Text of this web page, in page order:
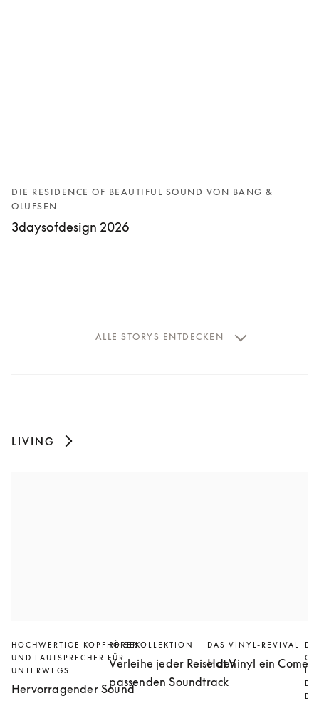
DIE RESIDENCE OF BEAUTIFUL SOUND VON BANG &
OLUFSEN
3daysofdesign 2026
ALLE STORYS ENTDECKEN
LIVING
HOCHWERTIGE KOPFHÖRER
UND LAUTSPRECHER FÜR
UNTERWEGS
Hervorragender Sound
REISEKOLLEKTION
Verleihe jeder Reise den
passenden Soundtrack
DAS VINYL-REVIVAL
Hat Vinyl ein
IN